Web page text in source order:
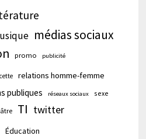
médias sociaux
promo publicité
relations homme-femme
publiques réseaux sociaux sexe
TI twitter
Éducation